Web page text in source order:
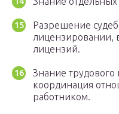
Разрешение
лицензировании,
лицензий.
Знание трудового
координация
работником.